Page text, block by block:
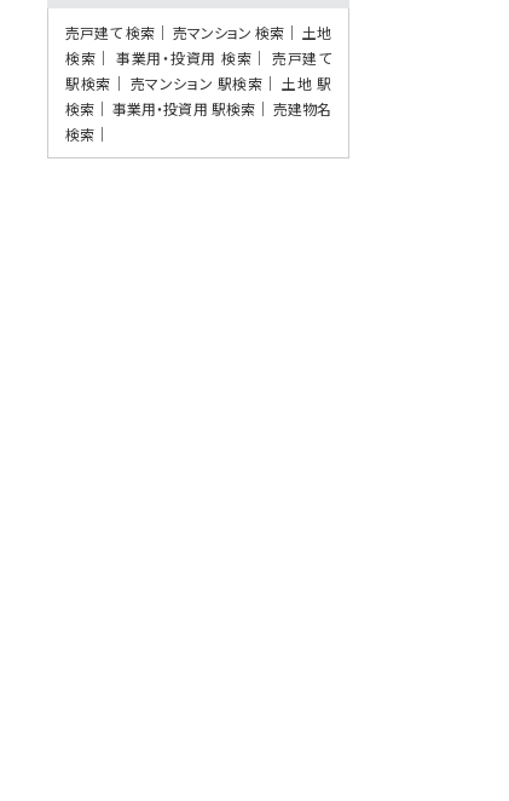
満室稼働の収益アパート 表面利回り
7.5％ 土地…
第8位
5,280万円
南流山駅
売戸建て 検索 売マンション 検索
土地
検索
事業用・投資用 検索
売戸建て
駅検索
売マンション 駅検索
土地 駅
検索
事業用・投資用 駅検索
売建物名
検索